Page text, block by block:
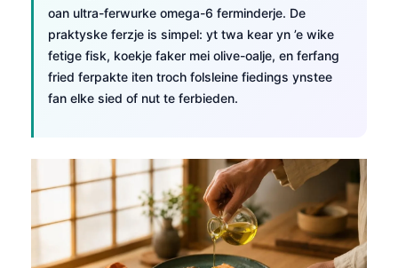
oan ultra-ferwurke omega-6 ferminderje. De
praktyske ferzje is simpel: yt twa kear yn ’e wike
fetige fisk, koekje faker mei olive-oalje, en ferfang
fried ferpakte iten troch folsleine fiedings ynstee
fan elke sied of nut te ferbieden.